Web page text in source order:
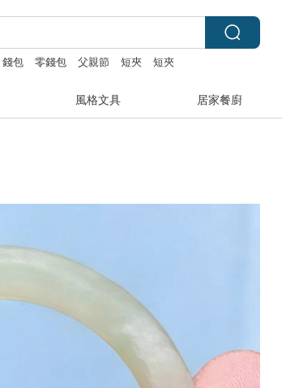
錢包 零錢包 父親節 短夾 短夾
風格文具 居家餐廚